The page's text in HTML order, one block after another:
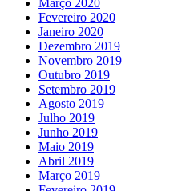
Março 2020
Fevereiro 2020
Janeiro 2020
Dezembro 2019
Novembro 2019
Outubro 2019
Setembro 2019
Agosto 2019
Julho 2019
Junho 2019
Maio 2019
Abril 2019
Março 2019